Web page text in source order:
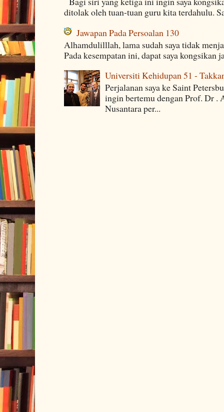
ditolak oleh tuan-tuan guru kita terdahulu.
Jawapan Pada Persoalan 130
Alhamdulilllah, lama sudah saya tidak
Pada kesempatan ini, dapat saya kongsikan
Universiti Kehidupan 51 -
Perjalanan saya ke Saint
ingin bertemu dengan Prof. Dr
Nusantara per...